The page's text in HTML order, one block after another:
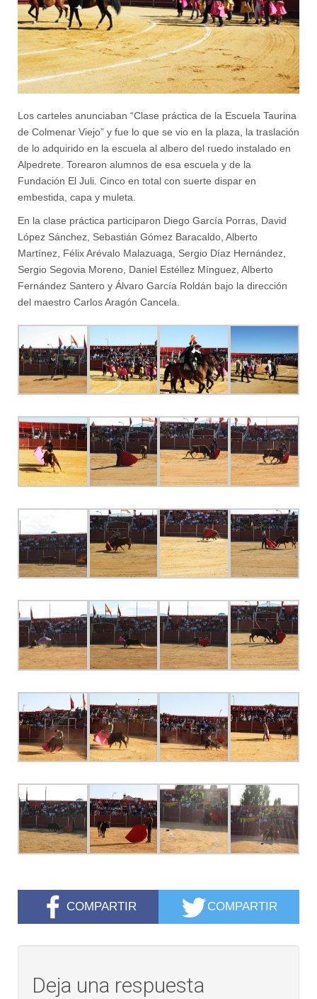
Los carteles anunciaban “Clase práctica de la Escuela Taurina
de Colmenar Viejo” y fue lo que se vio en la plaza, la traslación
de lo adquirido en la escuela al albero del ruedo instalado en
Alpedrete. Torearon alumnos de esa escuela y de la
Fundación El Juli. Cinco en total con suerte dispar en
embestida, capa y muleta.
En la clase práctica participaron Diego García Porras, David
López Sánchez, Sebastián Gómez Baracaldo, Alberto
Martínez, Félix Arévalo Malazuaga, Sergio Díaz Hernández,
Sergio Segovia Moreno, Daniel Estéllez Mínguez, Alberto
Fernández Santero y Álvaro García Roldán bajo la dirección
del maestro Carlos Aragón Cancela.
COMPARTIR COMPARTIR
Deja una respuesta